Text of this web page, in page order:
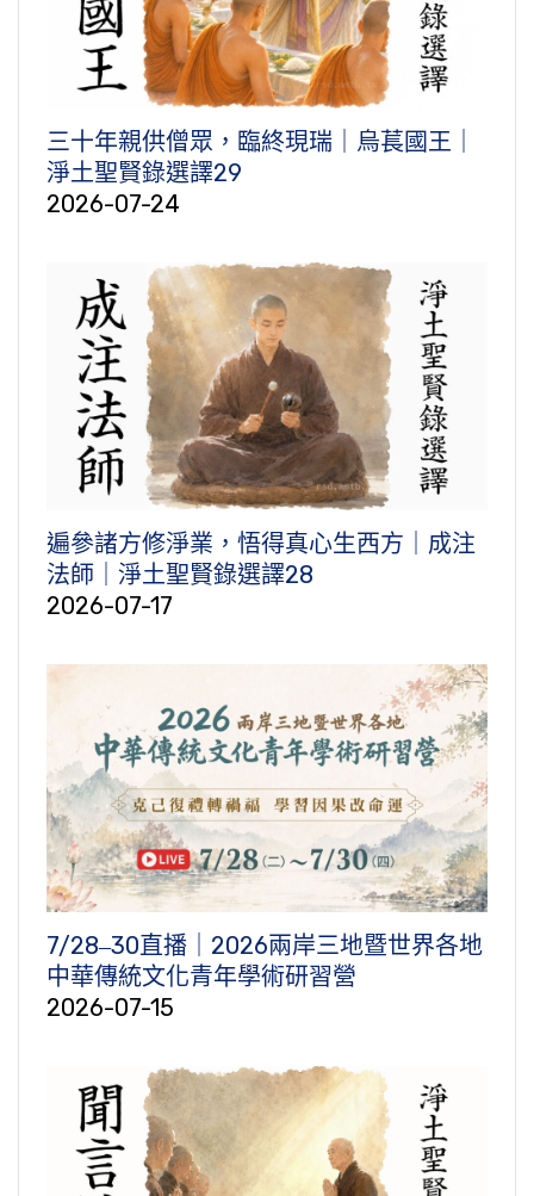
三十年親供僧眾，臨終現瑞｜烏萇國王｜
淨土聖賢錄選譯29
2026-07-24
遍參諸方修淨業，悟得真心生西方｜成注
法師｜淨土聖賢錄選譯28
2026-07-17
7/28‒30直播｜2026兩岸三地暨世界各地
中華傳統文化青年學術研習營
2026-07-15